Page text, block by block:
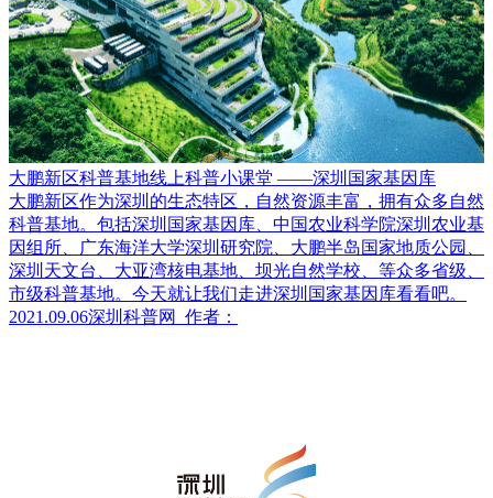
大鹏新区科普基地线上科普小课堂 ——深圳国家基因库
大鹏新区作为深圳的生态特区，自然资源丰富，拥有众多自然
科普基地。包括深圳国家基因库、中国农业科学院深圳农业基
因组所、广东海洋大学深圳研究院、大鹏半岛国家地质公园、
深圳天文台、大亚湾核电基地、坝光自然学校、等众多省级、
市级科普基地。今天就让我们走进深圳国家基因库看看吧。
2021.09.06深圳科普网 作者：